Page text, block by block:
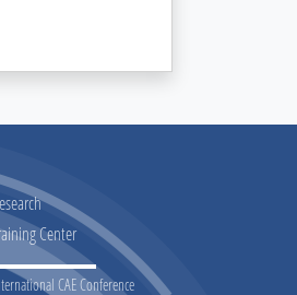
Center
CAE Conference